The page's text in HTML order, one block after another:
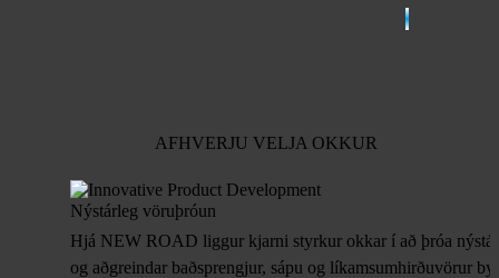
AFHVERJU VELJA OKKUR
Nýstárleg vöruþróun
Hjá NEW ROAD liggur kjarni styrkur okkar í að þróa
og aðgreindar baðsprengjur, sápu og líkamsumhirðuvörur